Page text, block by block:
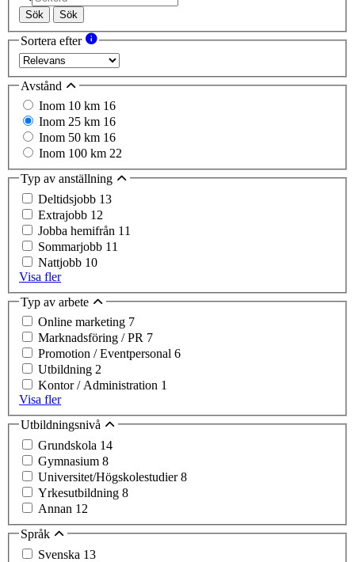
Sök Sök
Sortera efter
Avstånd
Inom 10 km 16
Inom 25 km 16
Inom 50 km 16
Inom 100 km 22
Typ av anställning
Deltidsjobb 13
Extrajobb 12
Jobba hemifrån 11
Sommarjobb 11
Nattjobb 10
Visa fler
Typ av arbete
Online marketing 7
Marknadsföring / PR 7
Promotion / Eventpersonal 6
Utbildning 2
Kontor / Administration 1
Visa fler
Utbildningsnivå
Grundskola 14
Gymnasium 8
Universitet/Högskolestudier8
Yrkesutbildning 8
Annan 12
Språk
Svenska 13